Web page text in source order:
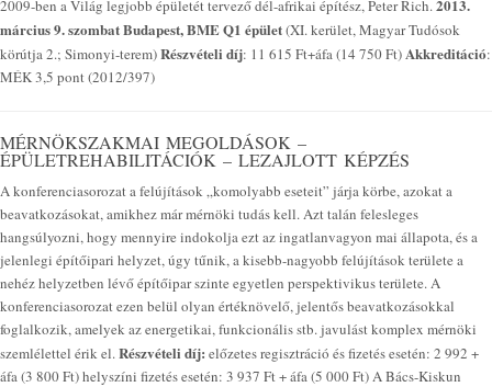
2009-ben a Világ legjobb épületét tervező dél-afrikai építész, Peter Rich.2013.
március 9. szombatBudapest, BME Q1 épület(XI. kerület, Magyar Tudósok
körútja 2.; Simonyi-terem)Részvételi díj: 11 615 Ft+áfa (14 750 Ft)Akkreditáció:
MÉK 3,5 pont (2012/397)
MÉRNÖKSZAKMAI MEGOLDÁSOK –
ÉPÜLETREHABILITÁCIÓK – LEZAJLOTT KÉPZÉS
A konferenciasorozat a felújítások „komolyabb eseteit” járja körbe, azokat a
beavatkozásokat, amikhez már mérnöki tudás kell. Azt talán felesleges
hangsúlyozni, hogy mennyire indokolja ezt az ingatlanvagyon mai állapota, és a
jelenlegi építőipari helyzet, úgy tűnik, a kisebb-nagyobb felújítások területe a
nehéz helyzetben lévő építőipar szinte egyetlen perspektivikus területe. A
konferenciasorozat ezen belül olyan értéknövelő, jelentős beavatkozásokkal
foglalkozik, amelyek az energetikai, funkcionális stb. javulást komplex mérnöki
szemlélettel érik el.Részvételi díj: előzetes regisztráció és fizetés esetén: 2 992 +
áfa (3 800 Ft) helyszíni fizetés esetén: 3 937 Ft + áfa (5 000 Ft) A Bács-Kiskun